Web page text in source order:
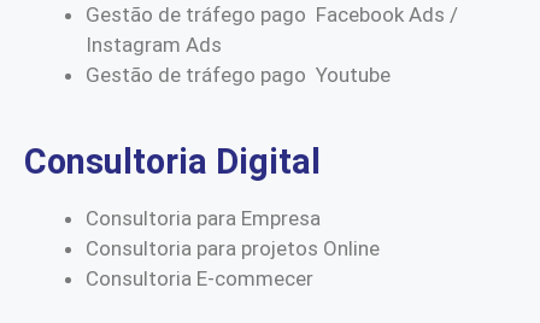
Gestão de tráfego pago Facebook Ads /
Instagram Ads
Gestão de tráfego pago Youtube
Consultoria Digital
Consultoria para Empresa
Consultoria para projetos Online
Consultoria E-commecer